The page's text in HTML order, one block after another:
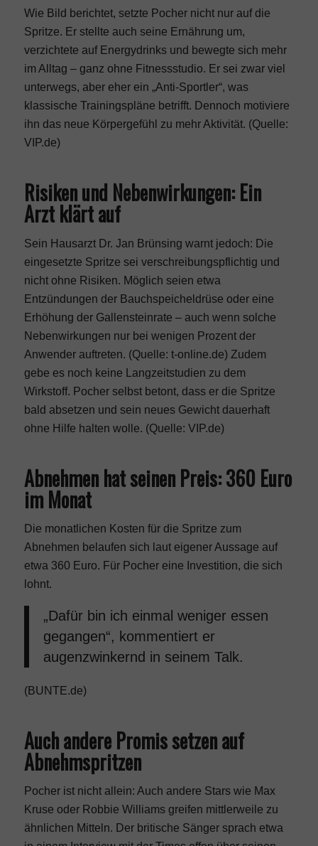
Wie Bild berichtet, setzte Pocher nicht nur auf die
Spritze. Er stellte auch seine Ernährung um,
verzichtete auf Energydrinks und bewegte sich mehr
im Alltag – ganz ohne Fitnessstudio. Er sei zwar viel
unterwegs, aber eher ein „Anti-Sportler“, was
klassische Trainingspläne betrifft. Dennoch motiviere
ihn das neue Körpergefühl zu mehr Aktivität. (Quelle:
VIP.de)
Risiken und Nebenwirkungen: Ein
Arzt klärt auf
Sein Hausarzt Dr. Jan Brünsing warnt jedoch: Die
eingesetzte Spritze sei verschreibungspflichtig und
nicht ohne Risiken. Möglich seien etwa
Entzündungen der Bauchspeicheldrüse oder eine
Erhöhung der Gallensteinrate – auch wenn solche
Nebenwirkungen nur bei wenigen Prozent der
Anwender auftreten. (Quelle: t-online.de) Zudem
gebe es noch keine Langzeitstudien zu dem
Wirkstoff. Pocher selbst betont, dass er die Spritze
bald absetzen und sein neues Gewicht dauerhaft
ohne Hilfe halten wolle. (Quelle: VIP.de)
Abnehmen hat seinen Preis: 360 Euro
im Monat
Die monatlichen Kosten für die Spritze zum
Abnehmen belaufen sich laut eigener Aussage auf
etwa 360 Euro. Für Pocher eine Investition, die sich
lohnt.
„Dafür bin ich einmal weniger essen
gegangen“, kommentiert er
augenzwinkernd in seinem Talk.
(BUNTE.de)
Auch andere Promis setzen auf
Abnehmspritzen
Pocher ist nicht allein: Auch andere Stars wie Max
Kruse oder Robbie Williamsgreifen mittlerweile zu
ähnlichen Mitteln. Der britische Sänger sprach etwa